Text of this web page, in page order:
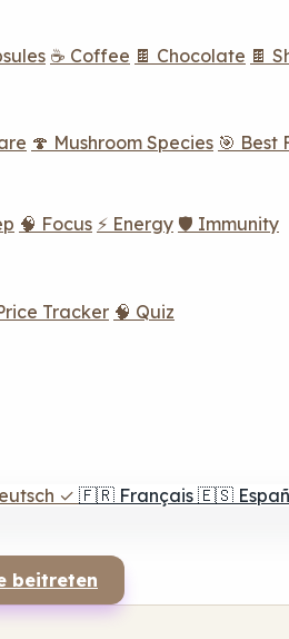
☕ Coffee 🍫 Chocolate 🍫
🍄 Mushroom Species 🎯 Best
🧠 Focus ⚡ Energy 🛡️ Immunity
Tracker 🧠 Quiz
✓ 🇫🇷 Français 🇪🇸
beitreten